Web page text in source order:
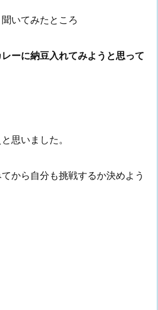
いてみたところ
レーに納豆入れてみようと思って
思いました。
から自分も挑戦するか決めよう